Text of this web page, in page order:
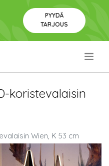
PYYDÄ
TARJOUS
koristevalaisin
Wien, K 53 cm